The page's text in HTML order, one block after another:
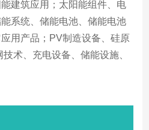
建筑应用；太阳能组件、电
系统、储能电池、储能电池
用产品；PV制造设备、硅原
术、充电设备、储能设施、